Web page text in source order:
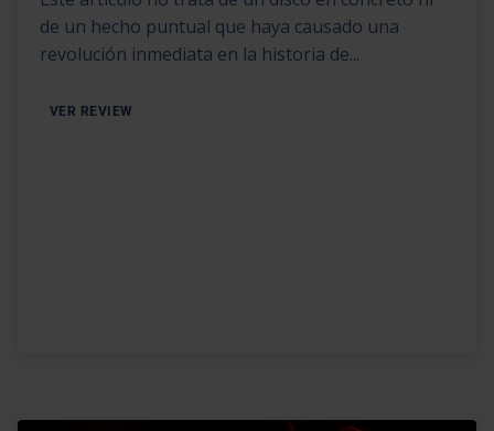
de un hecho puntual que haya causado una
revolución inmediata en la historia de...
VER REVIEW